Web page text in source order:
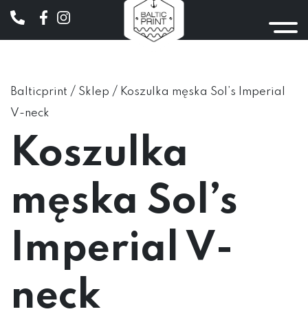
Balticprint / Sklep / Koszulka męska Sol’s Imperial
V-neck
Koszulka
męska Sol’s
Imperial V-
neck